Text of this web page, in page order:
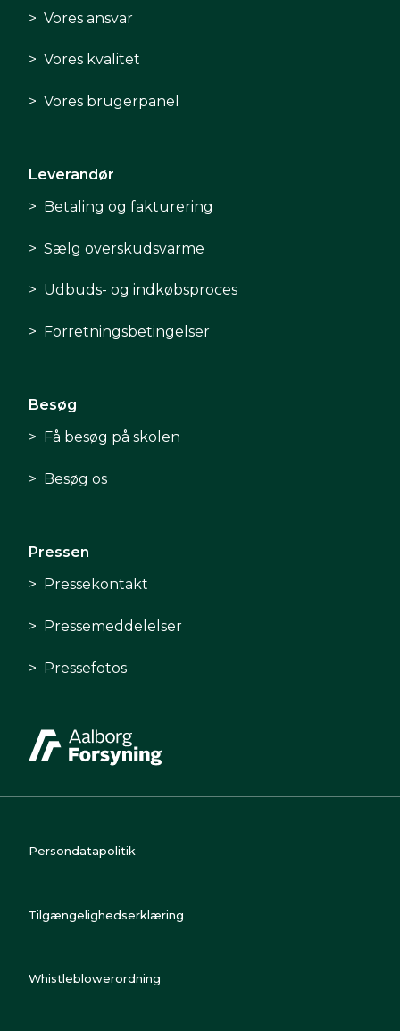
Vores ansvar
Vores kvalitet
Vores brugerpanel
Leverandør
Betaling og fakturering
Sælg overskudsvarme
Udbuds- og indkøbsproces
Forretningsbetingelser
Besøg
Få besøg på skolen
Besøg os
Pressen
Pressekontakt
Pressemeddelelser
Pressefotos
Persondatapolitik
Tilgængelighedserklæring
Whistleblowerordning